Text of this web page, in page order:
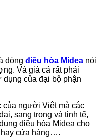
dòng điều hòa Midea nói
Và giá cả rất phải
của đại bộ phận
của người Việt mà các
sang trọng và tinh tế,
điều hòa Midea cho
hay cửa hàng….